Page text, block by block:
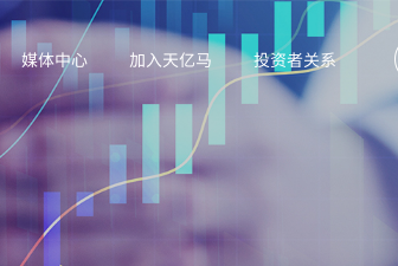
媒体中心 加入天亿马 投资者关系